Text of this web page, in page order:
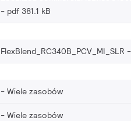
pdf 381.1 kB
FlexBlend_RC340B_PCV_MI_SLR
Wiele zasobów
Wiele zasobów